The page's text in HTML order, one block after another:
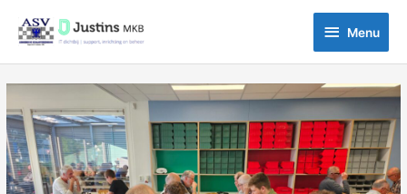
naar
inhoud
Menu
Menu
navigatie